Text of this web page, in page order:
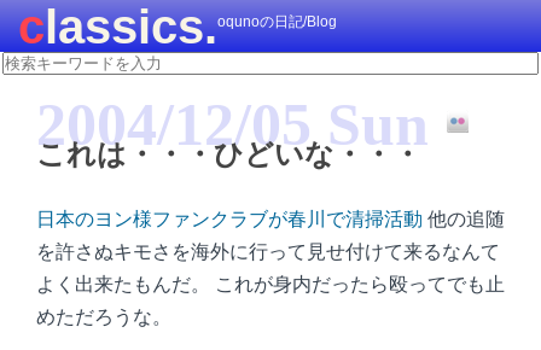
classics.oqunoの日記/Blog
2004/12/05 Sun
これは・・・ひどいな・・・
日本のヨン様ファンクラブが春川で清掃活動 他の追随
を許さぬキモさを海外に行って見せ付けて来るなんて
よく出来たもんだ。 これが身内だったら殴ってでも止
めただろうな。